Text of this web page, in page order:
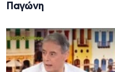
Παγώνη